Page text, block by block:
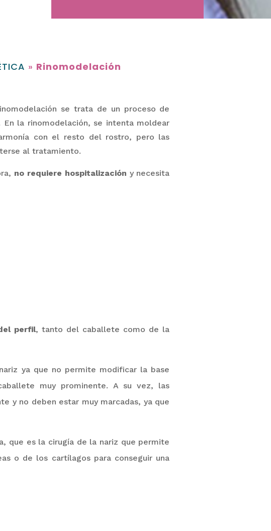
» Rinomodelación
se trata de un proceso de
En la rinomodelación, se intenta moldear
con el resto del rostro, pero las
al tratamiento.
no requiere hospitalización y necesita
perfil, tanto del caballete como de la
ya que no permite modificar la base
muy prominente. A su vez, las
y no deben estar muy marcadas, ya que
que es la cirugía de la nariz que permite
o de los cartílagos para conseguir una